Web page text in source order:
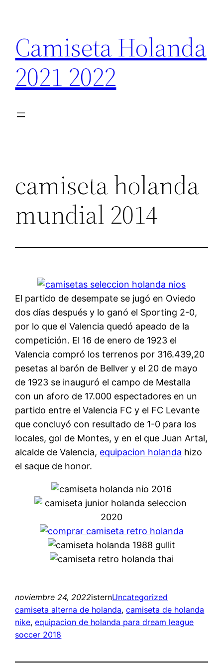
contenido
Camiseta Holanda
2021 2022
camiseta holanda
mundial 2014
El partido de desempate se jugó en Oviedo
dos días después y lo ganó el Sporting 2-0,
por lo que el Valencia quedó apeado de la
competición. El 16 de enero de 1923 el
Valencia compró los terrenos por 316.439,20
pesetas al barón de Bellver y el 20 de mayo
de 1923 se inauguró el campo de Mestalla
con un aforo de 17.000 espectadores en un
partido entre el Valencia FC y el FC Levante
que concluyó con resultado de 1-0 para los
locales, gol de Montes, y en el que Juan Artal,
alcalde de Valencia, equipacion holanda hizo
el saque de honor.
noviembre 24, 2022isternUncategorized
camiseta alterna de holanda, camiseta de holanda
nike, equipacion de holanda para dream league
soccer 2018